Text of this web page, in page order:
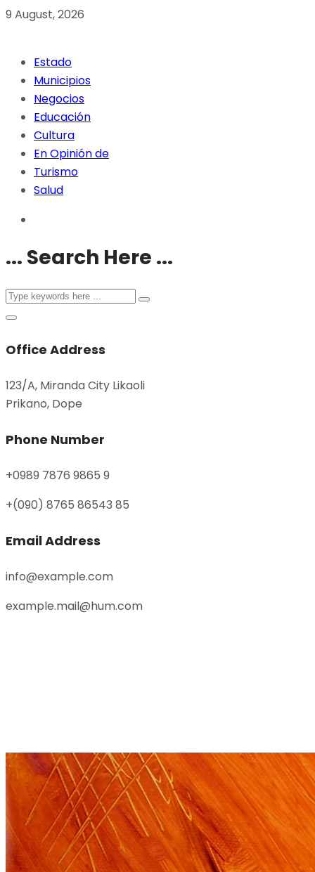
9 August, 2026
Estado
Municipios
Negocios
Educación
Cultura
En Opinión de
Turismo
Salud
... Search Here ...
Office Address
123/A, Miranda City Likaoli
Prikano, Dope
Phone Number
+0989 7876 9865 9
+(090) 8765 86543 85
Email Address
info@example.com
example.mail@hum.com